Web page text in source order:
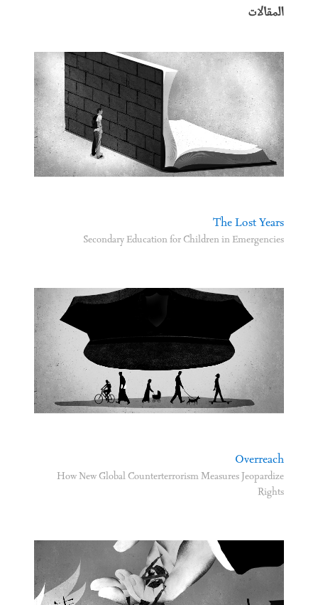
المقالات
The Lost Years
Secondary Education for Children in Emergencies
Overreach
How New Global Counterterrorism Measures Jeopardize
Rights